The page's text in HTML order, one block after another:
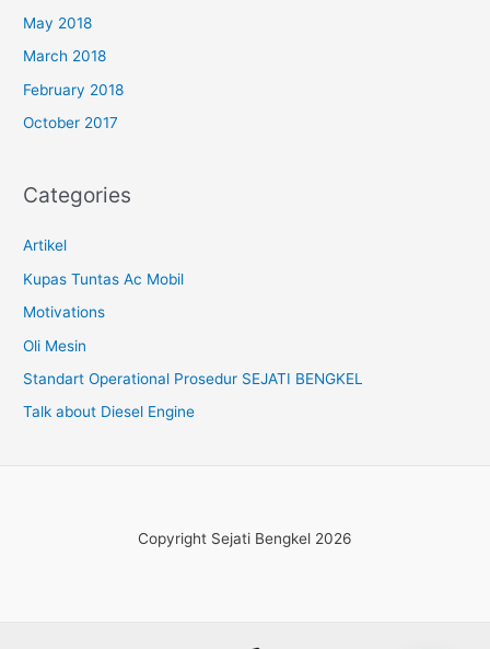
May 2018
March 2018
February 2018
October 2017
Categories
Artikel
Kupas Tuntas Ac Mobil
Motivations
Oli Mesin
Standart Operational Prosedur SEJATI BENGKEL
Talk about Diesel Engine
Copyright Sejati Bengkel 2026